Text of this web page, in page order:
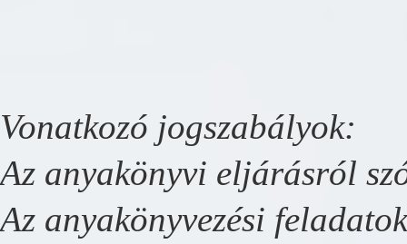
Vonatkozó jogszabályok:
Az anyakönyvi eljárásról
Az anyakönyvezési